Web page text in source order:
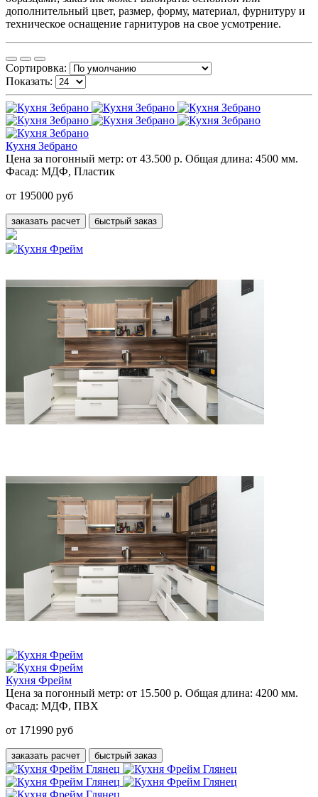
дополнительный цвет, размер, форму, материал, фурнитуру и
техническое оснащение гарнитуров на свое усмотрение.
Сортировка:
Показать:
Кухня Зебрано
Цена за погонный метр: от 43.500 р. Общая длина: 4500 мм.
Фасад: МДФ, Пластик
от 195000 руб
заказать расчет быстрый заказ
Кухня Фрейм
Цена за погонный метр: от 15.500 р. Общая длина: 4200 мм.
Фасад: МДФ, ПВХ
от 171990 руб
заказать расчет быстрый заказ